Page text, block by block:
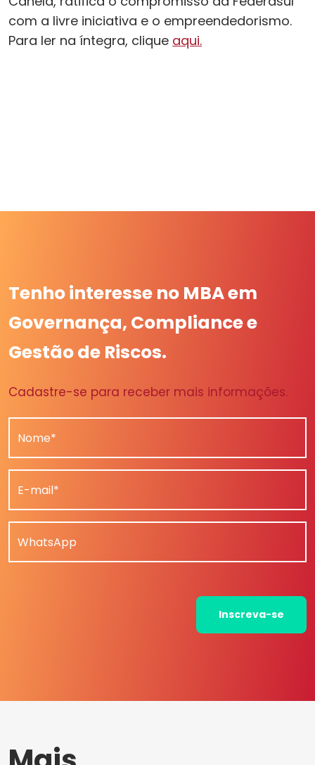
com a livre iniciativa e o empreendedorismo.
Para ler na íntegra, clique aqui.
Tenho interesse no MBA em
Governança, Compliance e
Gestão de Riscos.
Cadastre-se para receber mais informações.
Nome*
E-mail*
WhatsApp
Inscreva-se